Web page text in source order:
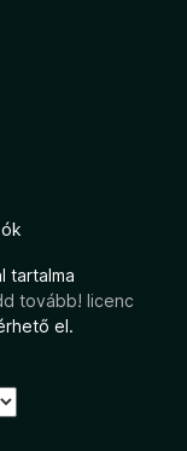
tartalma
tovább! licenc
el.